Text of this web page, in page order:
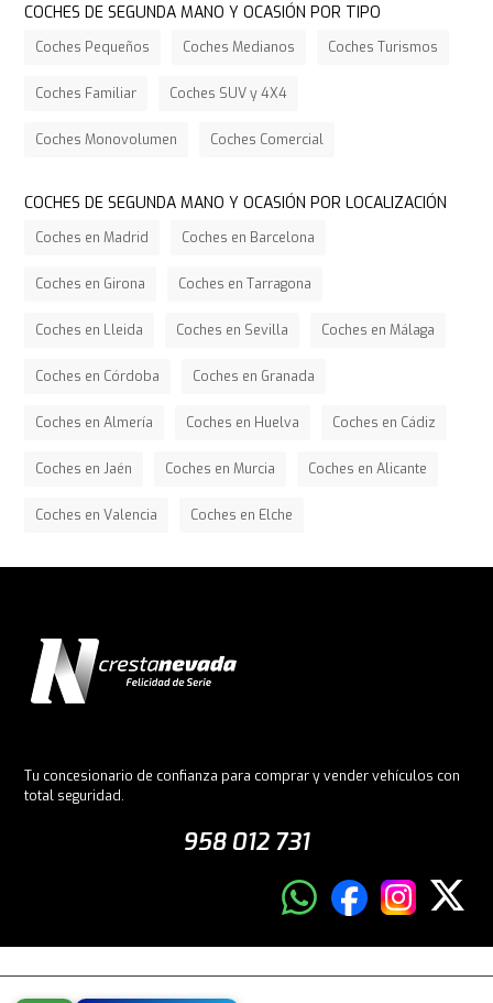
COCHES DE SEGUNDA MANO Y OCASIÓN POR TIPO
Coches Pequeños Coches Medianos Coches Turismos
Coches Familiar Coches SUV y 4X4
Coches Monovolumen Coches Comercial
COCHES DE SEGUNDA MANO Y OCASIÓN POR LOCALIZACIÓN
Coches en Madrid Coches en Barcelona
Coches en Girona Coches en Tarragona
Coches en Lleida Coches en Sevilla Coches en Málaga
Coches en Córdoba Coches en Granada
Coches en Almería Coches en Huelva Coches en Cádiz
Coches en Jaén Coches en Murcia Coches en Alicante
Coches en Valencia Coches en Elche
Tu concesionario de confianza para comprar y vender vehículos con
total seguridad.
958 012 731